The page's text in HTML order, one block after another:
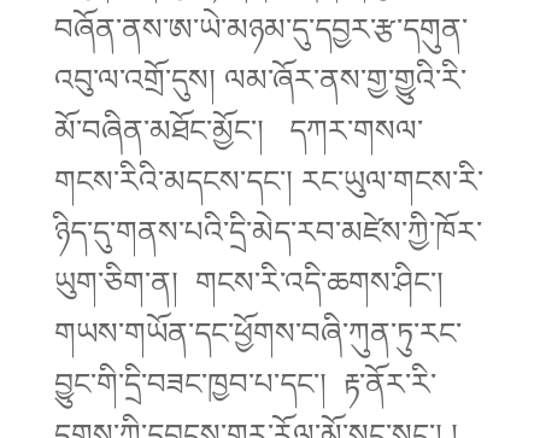
བཞོན་ནས་ཨ་ཡེ་མཉམ་དུ་དབྱར་རྩ་དགུན་
འབུ་ལ་འགྲོ་དུས། ལམ་ཞོར་ནས་གྱ་གྱུའི་རི་
མོ་བཞིན་མཐོང་མྱོང་། དཀར་གསལ་
གངས་རིའི་མདངས་དང་། རང་ཡུལ་གངས་རི་
ཉིད་དུ་གནས་པའི་དྲི་མེད་རབ་མཛེས་ཀྱི་ཁོར་
ཡུག་ཅིག་ན། གངས་རི་འདི་ཆགས་ཤིང་།
གཡས་གཡོན་དང་ཕྱོགས་བཞི་ཀུན་ཏུ་རང་
བྱུང་གི་དྲི་བཟང་ཁྱབ་པ་དང་། རྟ་ནོར་རི་